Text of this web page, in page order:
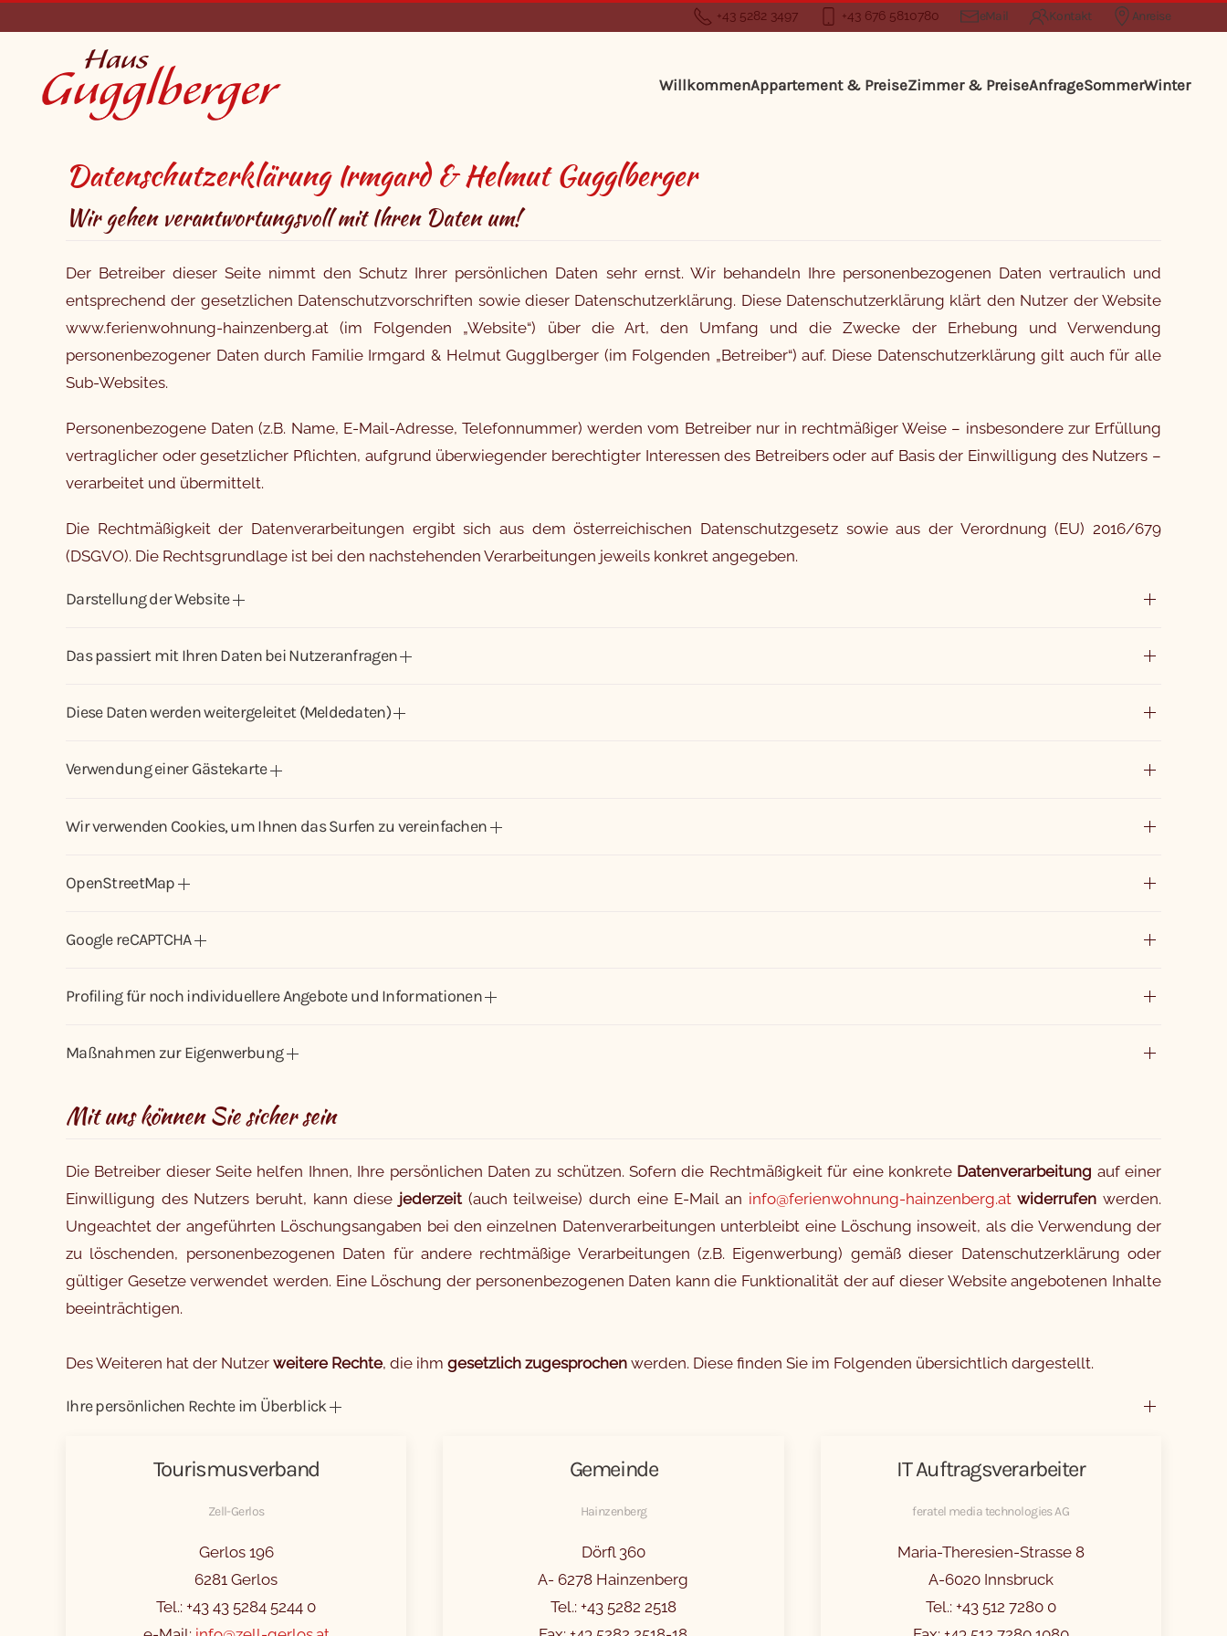
Zum Hauptinhalt springen
+43 5282 3497 +43 676 5810780 eMail Kontakt Anreise
WillkommenAppartement & PreiseZimmer & PreiseAnfrageSommerWinter
Datenschutzerklärung Irmgard & Helmut Gugglberger
Wir gehen verantwortungsvoll mit Ihren Daten um!
Der Betreiber dieser Seite nimmt den Schutz Ihrer persönlichen Daten sehr ernst. Wir behandeln Ihre personenbezogenen Daten vertraulich und
entsprechend der gesetzlichen Datenschutzvorschriften sowie dieser Datenschutzerklärung. Diese Datenschutzerklärung klärt den Nutzer der Website
www.ferienwohnung-hainzenberg.at (im Folgenden „Website“) über die Art, den Umfang und die Zwecke der Erhebung und Verwendung
personenbezogener Daten durch Familie Irmgard & Helmut Gugglberger (im Folgenden „Betreiber“) auf. Diese Datenschutzerklärung gilt auch für alle
Sub-Websites.
Personenbezogene Daten (z.B. Name, E-Mail-Adresse, Telefonnummer) werden vom Betreiber nur in rechtmäßiger Weise – insbesondere zur Erfüllung
vertraglicher oder gesetzlicher Pflichten, aufgrund überwiegender berechtigter Interessen des Betreibers oder auf Basis der Einwilligung des Nutzers –
verarbeitet und übermittelt.
Die Rechtmäßigkeit der Datenverarbeitungen ergibt sich aus dem österreichischen Datenschutzgesetz sowie aus der Verordnung (EU) 2016/679
(DSGVO). Die Rechtsgrundlage ist bei den nachstehenden Verarbeitungen jeweils konkret angegeben.
Darstellung der Website
Das passiert mit Ihren Daten bei Nutzeranfragen
Diese Daten werden weitergeleitet (Meldedaten)
Verwendung einer Gästekarte
Wir verwenden Cookies, um Ihnen das Surfen zu vereinfachen
OpenStreetMap
Google reCAPTCHA
Profiling für noch individuellere Angebote und Informationen
Maßnahmen zur Eigenwerbung
Mit uns können Sie sicher sein
Die Betreiber dieser Seite helfen Ihnen, Ihre persönlichen Daten zu schützen. Sofern die Rechtmäßigkeit für eine konkrete Datenverarbeitung auf einer
Einwilligung des Nutzers beruht, kann diese jederzeit(auch teilweise) durch eine E-Mail an info@ferienwohnung-hainzenberg.at widerrufen werden.
Ungeachtet der angeführten Löschungsangaben bei den einzelnen Datenverarbeitungen unterbleibt eine Löschung insoweit, als die Verwendung der
zu löschenden, personenbezogenen Daten für andere rechtmäßige Verarbeitungen (z.B. Eigenwerbung) gemäß dieser Datenschutzerklärung oder
gültiger Gesetze verwendet werden. Eine Löschung der personenbezogenen Daten kann die Funktionalität der auf dieser Website angebotenen Inhalte
beeinträchtigen.
Des Weiteren hat der Nutzer weitere Rechte, die ihm gesetzlich zugesprochen werden. Diese finden Sie im Folgenden übersichtlich dargestellt.
Ihre persönlichen Rechte im Überblick
Tourismusverband
Zell-Gerlos
Gerlos 196
6281 Gerlos
Tel.: +43 43 5284 5244 0
Gemeinde
Hainzenberg
Dörfl 360
A- 6278 Hainzenberg
Tel.: +43 5282 2518
IT Auftragsverarbeiter
feratel media technologies AG
Maria-Theresien-Strasse 8
A-6020 Innsbruck
Tel.: +43 512 7280 0